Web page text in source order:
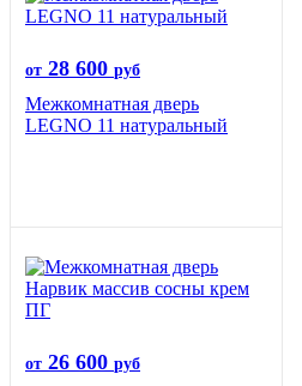
от 28 600 руб
Межкомнатная дверь
LEGNO 11 натуральный
от 26 600 руб